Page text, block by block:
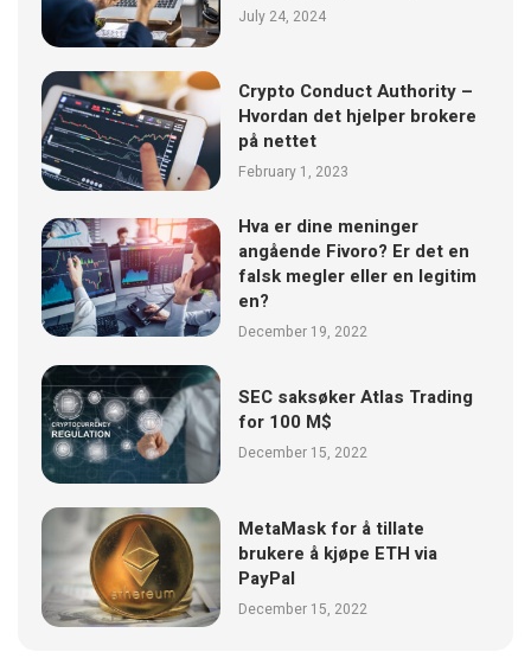
July 24, 2024
Crypto Conduct Authority –
Hvordan det hjelper brokere
på nettet
February 1, 2023
Hva er dine meninger
angående Fivoro? Er det en
falsk megler eller en legitim
en?
December 19, 2022
SEC saksøker Atlas Trading
for 100 M$
December 15, 2022
MetaMask for å tillate
brukere å kjøpe ETH via
PayPal
December 15, 2022